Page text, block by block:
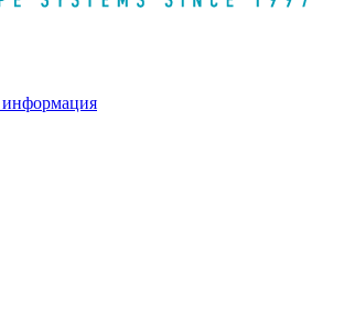
информация